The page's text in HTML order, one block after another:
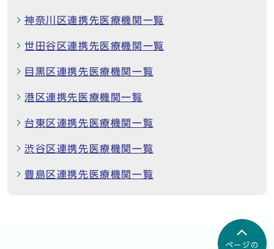
神奈川区連携先医療機関一覧
世田谷区連携先医療機関一覧
目黒区連携先医療機関一覧
港区連携先医療機関一覧
台東区連携先医療機関一覧
渋谷区連携先医療機関一覧
豊島区連携先医療機関一覧
ページの